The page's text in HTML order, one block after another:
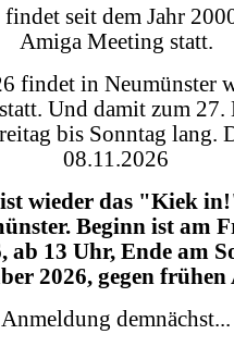
seit dem Jahr
Amiga Meeting statt.
findet in Neumünster
Und damit zum 27.
bis Sonntag lang.
08.11.2026
wieder das "Kiek
Beginn ist am
ab 13 Uhr, Ende am
2026, gegen frühen
Anmeldung demnächst...